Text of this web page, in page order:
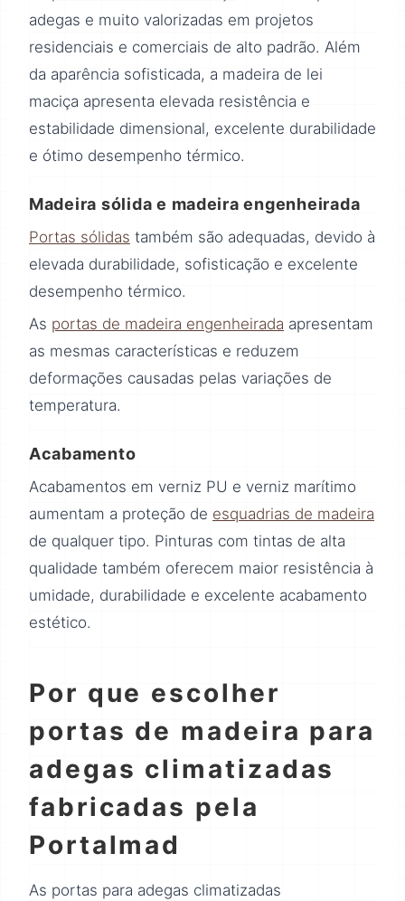
adegas e muito valorizadas em projetos
residenciais e comerciais de alto padrão. Além
da aparência sofisticada, a madeira de lei
maciça apresenta elevada resistência e
estabilidade dimensional, excelente durabilidade
e ótimo desempenho térmico.
Madeira sólida e madeira engenheirada
Portas sólidas também são adequadas, devido à
elevada durabilidade, sofisticação e excelente
desempenho térmico.
As portas de madeira engenheirada apresentam
as mesmas características e reduzem
deformações causadas pelas variações de
temperatura.
Acabamento
Acabamentos em verniz PU e verniz marítimo
aumentam a proteção de esquadrias de madeira
de qualquer tipo. Pinturas com tintas de alta
qualidade também oferecem maior resistência à
umidade, durabilidade e excelente acabamento
estético.
Por que escolher
portas de madeira para
adegas climatizadas
fabricadas pela
Portalmad
As portas para adegas climatizadas